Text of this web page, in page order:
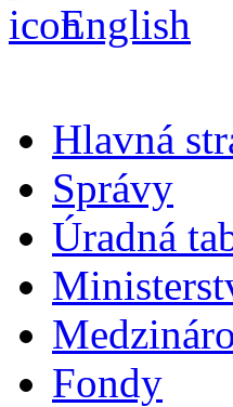
English
Hlavná
Správy
Úradná
Fondy